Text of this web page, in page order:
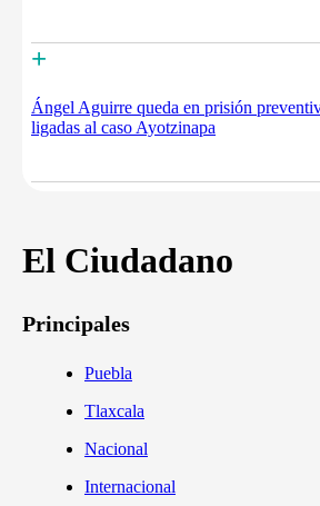
+
Ángel Aguirre queda en prisión
ligadas al caso Ayotzinapa
El Ciudadano
Principales
Puebla
Tlaxcala
Nacional
Internacional